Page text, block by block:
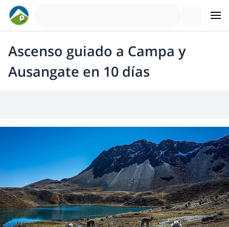
Ascenso guiado a Campa y
Ausangate en 10 días